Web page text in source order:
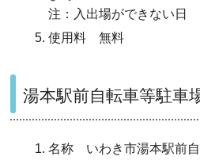
注：入出場ができない日
使用料 無料
湯本駅前自転車等駐車
名称 いわき市湯本駅前